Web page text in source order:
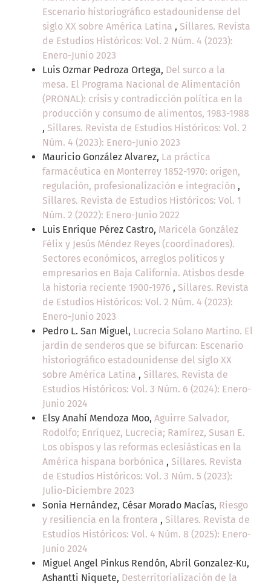
Escenario historiográfico estadounidense del
siglo XX sobre América Latina , Sillares. Revista
de Estudios Históricos: Vol. 2 Núm. 4 (2023):
Enero-Junio 2023
Luis Ozmar Pedroza Ortega, Del surco a la
mesa. El Programa Nacional de Alimentación
(PRONAL): crisis y contradicción política en la
producción y consumo de alimentos, 1983-1988
, Sillares. Revista de Estudios Históricos: Vol. 2
Núm. 4 (2023): Enero-Junio 2023
Mauricio González Alvarez, La práctica
farmacéutica en Monterrey 1852-1970: origen,
regulación, profesionalización e integración ,
Sillares. Revista de Estudios Históricos: Vol. 1
Núm. 2 (2022): Enero-Junio 2022
Luis Enrique Pérez Castro, Maricela González
Félix y Jesús Méndez Reyes (coordinadores).
Sectores económicos, arreglos políticos y
empresarios en Baja California. Atisbos desde
la historia reciente 1900-1976 , Sillares. Revista
de Estudios Históricos: Vol. 2 Núm. 4 (2023):
Enero-Junio 2023
Pedro L. San Miguel, Lucrecia Solano Martino. El
jardín de senderos que se bifurcan: Escenario
historiográfico estadounidense del siglo XX
sobre América Latina , Sillares. Revista de
Estudios Históricos: Vol. 3 Núm. 6 (2024): Enero-
Junio 2024
Elsy Anahí Mendoza Moo, Aguirre Salvador,
Rodolfo; Enríquez, Lucrecia; Ramírez, Susan E.
Los obispos y las reformas eclesiásticas en la
América hispana borbónica , Sillares. Revista
de Estudios Históricos: Vol. 3 Núm. 5 (2023):
Julio-Diciembre 2023
Sonia Hernández, César Morado Macías, Riesgo
y resiliencia en la frontera , Sillares. Revista de
Estudios Históricos: Vol. 4 Núm. 8 (2025): Enero-
Junio 2024
Miguel Angel Pinkus Rendón, Abril Gonzalez-Ku,
Ashantti Niquete, Desterritorialización de la